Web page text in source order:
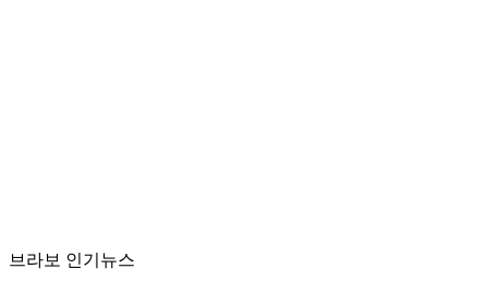
브라보 인기뉴스